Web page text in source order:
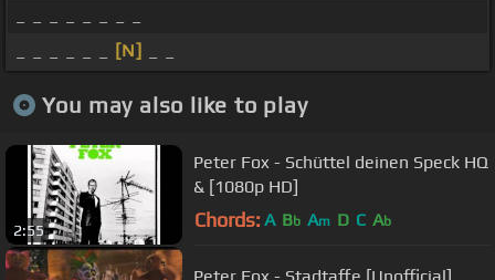
[N]
You may also like to play
2:55
Peter Fox - Schüttel deinen Speck HQ
& [1080p HD]
Chords: A Bb Am D C Ab